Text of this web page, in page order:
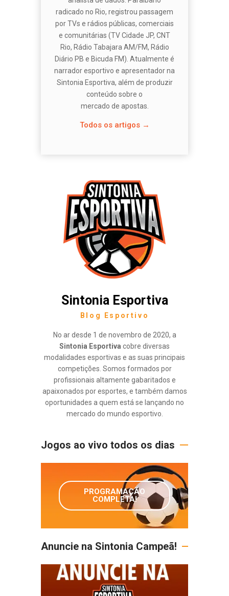
radicado no Rio, registrou passagem
por TVs e rádios públicas, comerciais
e comunitárias (TV Cidade JP, CNT
Rio, Rádio Tabajara AM/FM, Rádio
Diário PB e Bicuda FM). Atualmente é
narrador esportivo e apresentador na
Sintonia Esportiva, além de produzir
conteúdo sobre o
mercado de apostas.
Todos os artigos →
Sintonia Esportiva
Blog Esportivo
No ar desde 1 de novembro de 2020, a
Sintonia Esportiva cobre diversas
modalidades esportivas e as suas principais
competições. Somos formados por
profissionais altamente gabaritados e
apaixonados por esportes, e também damos
oportunidades a quem está se lançando no
mercado do mundo esportivo.
Jogos ao vivo todos os dias
PROGRAMAÇÃO
COMPLETA!
Anuncie na Sintonia Campeã!